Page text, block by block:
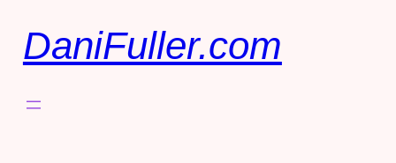
DaniFuller.com